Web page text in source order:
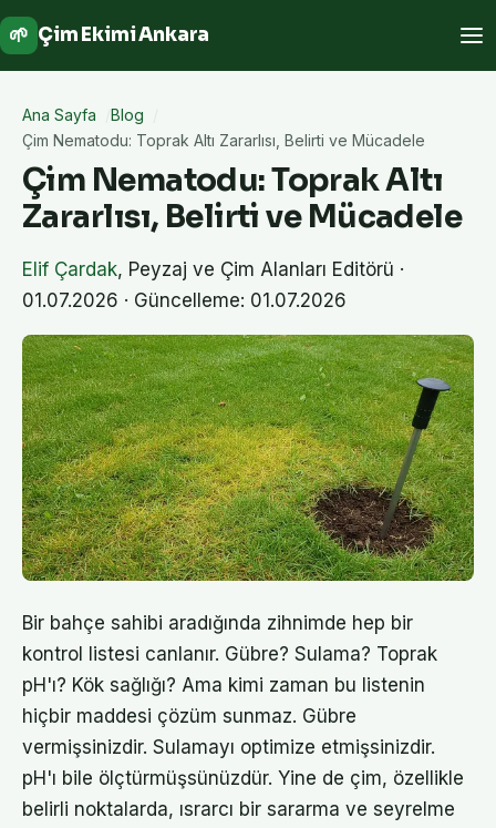
🌱 Çim Ekimi Ankara
Ana Sayfa
Blog
Çim Nematodu: Toprak Altı Zararlısı, Belirti ve Mücadele
Çim Nematodu: Toprak Altı
Zararlısı, Belirti ve Mücadele
Elif Çardak, Peyzaj ve Çim Alanları Editörü ·
01.07.2026 · Güncelleme: 01.07.2026
Bir bahçe sahibi aradığında zihnimde hep bir
kontrol listesi canlanır. Gübre? Sulama? Toprak
pH'ı? Kök sağlığı? Ama kimi zaman bu listenin
hiçbir maddesi çözüm sunmaz. Gübre
vermişsinizdir. Sulamayı optimize etmişsinizdir.
pH'ı bile ölçtürmüşsünüzdür. Yine de çim, özellikle
belirli noktalarda, ısrarcı bir sararma ve seyrelme